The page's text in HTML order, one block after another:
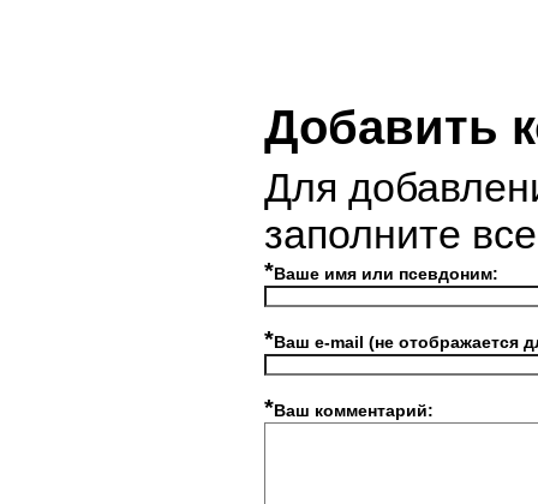
Добавить
Для
заполните
*Ваше имя или псевдоним:
*Ваш e-mail (не отображается
*Ваш комментарий: